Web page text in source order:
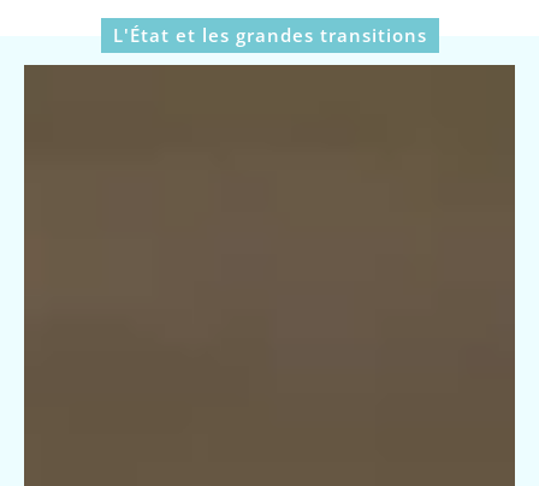
L'État et les grandes transitions